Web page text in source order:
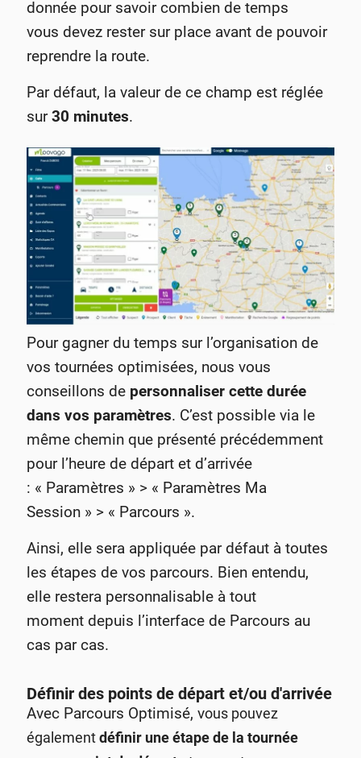
donnée pour savoir combien de temps
vous devez rester sur place avant de pouvoir
reprendre la route.
Par défaut, la valeur de ce champ est réglée
sur30 minutes.
Pour gagner du temps sur l’organisation de
vos tournées optimisées, nous vous
conseillons de personnaliser cette durée
dans vos paramètres. C’est possible via le
même chemin que présenté précédemment
pour l’heure de départ et d’arrivée
: « Paramètres » > « Paramètres Ma
Session » > « Parcours ».
Ainsi, elle sera appliquée par défaut à toutes
les étapes de vos parcours. Bien entendu,
elle restera personnalisable à tout
moment depuis l’interface de Parcours au
cas par cas.
Définir des points de départ et/ou d'arrivée
Avec Parcours Optimisé, vous pouvez
égalementdéfinir une étape de la tournée